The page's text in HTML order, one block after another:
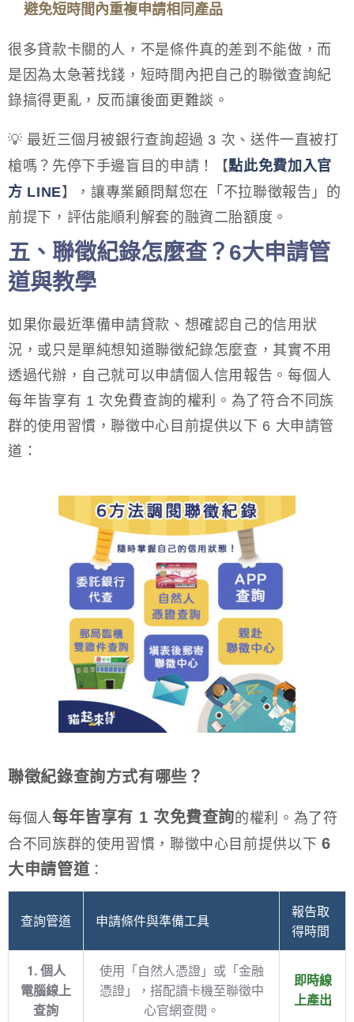
避免短時間內重複申請相同產品
很多貸款卡關的人，不是條件真的差到不能做，而
是因為太急著找錢，短時間內把自己的聯徵查詢紀
錄搞得更亂，反而讓後面更難談。
💡 最近三個月被銀行查詢超過 3 次、送件一直被打
槍嗎？先停下手邊盲目的申請！【點此免費加入官
方 LINE】，讓專業顧問幫您在「不拉聯徵報告」的
前提下，評估能順利解套的融資二胎額度。
五、聯徵紀錄怎麼查？6大申請管
道與教學
如果你最近準備申請貸款、想確認自己的信用狀
況，或只是單純想知道聯徵紀錄怎麼查，其實不用
透過代辦，自己就可以申請個人信用報告。每個人
每年皆享有 1 次免費查詢的權利。為了符合不同族
群的使用習慣，聯徵中心目前提供以下 6 大申請管
道：
聯徵紀錄查詢方式有哪些？
每個人每年皆享有 1 次免費查詢的權利。為了符
合不同族群的使用習慣，聯徵中心目前提供以下 6
大申請管道 ：
查詢管道 申請條件與準備工具
報告取
得時間
1. 個人
電腦線上
查詢
使用「自然人憑證」或「金融
憑證」，搭配讀卡機至聯徵中
心官網查閱。
即時線
上產出